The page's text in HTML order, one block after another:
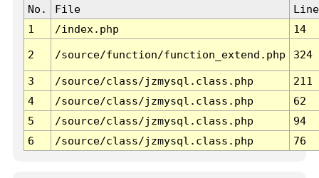
No. File
Line
1
/index.php 14
2 /source/function/function_extend.php 324
3 /source/class/jzmysql.class.php
211
4
/source/class/jzmysql.class.php
62
5
/source/class/jzmysql.class.php
94
6
/source/class/jzmysql.class.php 76